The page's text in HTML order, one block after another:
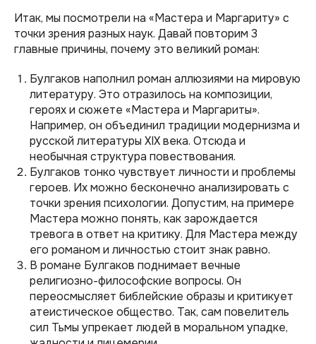
Итак, мы посмотрели на «Мастера и Маргариту» с
точки зрения разных наук. Давай повторим 3
главные причины, почему это великий роман:
Булгаков наполнил роман аллюзиями на мировую
литературу. Это отразилось на композиции,
героях и сюжете «Мастера и Маргариты».
Например, он объединил традиции модернизма и
русской литературы XIX века. Отсюда и
необычная структура повествования.
Булгаков тонко чувствует личности и проблемы
героев. Их можно бесконечно анализировать с
точки зрения психологии. Допустим, на примере
Мастера можно понять, как зарождается
тревога в ответ на критику. Для Мастера между
его романом и личностью стоит знак равно.
В романе Булгаков поднимает вечные
религиозно-философские вопросы. Он
переосмысляет библейские образы и критикует
атеистическое общество. Так, сам повелитель
сил Тьмы упрекает людей в моральном упадке,